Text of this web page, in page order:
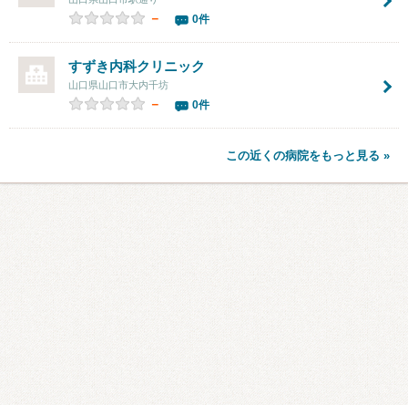
－ 0件
すずき内科クリニック
山口県山口市大内千坊
－ 0件
この近くの病院をもっと見る »